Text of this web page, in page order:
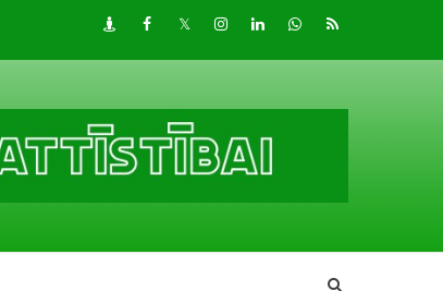
DraugiemFacebook
TwitterInstagram
LinkedInwhatsapp
RSS